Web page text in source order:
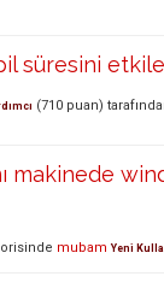
süresini
(710 puan)
makinede
mubam Yeni